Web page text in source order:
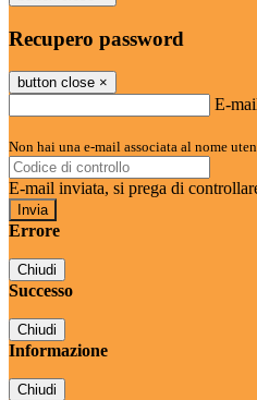
Recupero password
button close ×
E-
Non hai una e-mail associata al nome
E-mail inviata, si prega di
Errore
Chiudi
Successo
Chiudi
Informazione
Chiudi